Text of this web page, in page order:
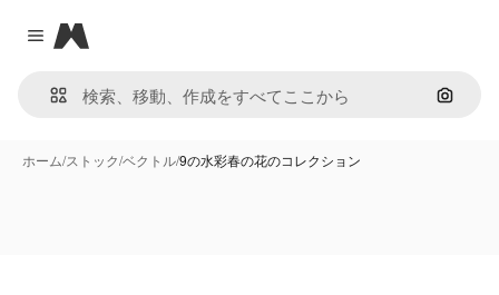
Close menu
Magnific
画像で
ホーム/ストック/ベクトル/9の水彩春の花のコレクション